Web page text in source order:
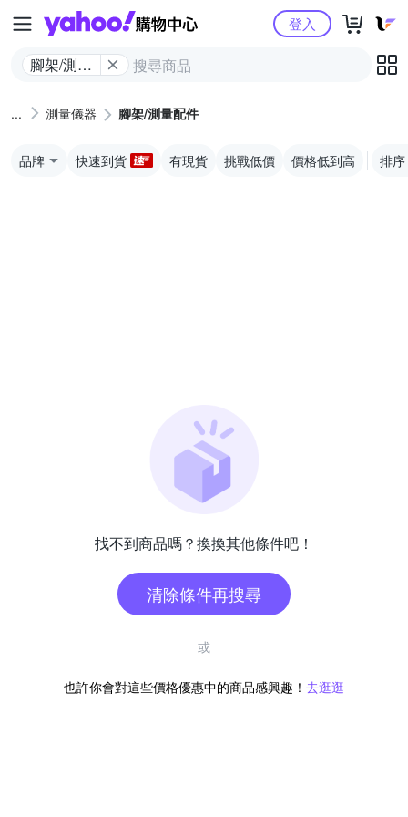
Yahoo購物中心
腳架/測量
登入
測量儀器 腳架/測量配件
品牌 快速到貨 有現貨 挑戰低價 價格低到高 排序
找不到商品嗎？換換其他條件吧！
清除條件再搜尋
或
也許你會對這些價格優惠中的商品感興趣！ 去逛逛